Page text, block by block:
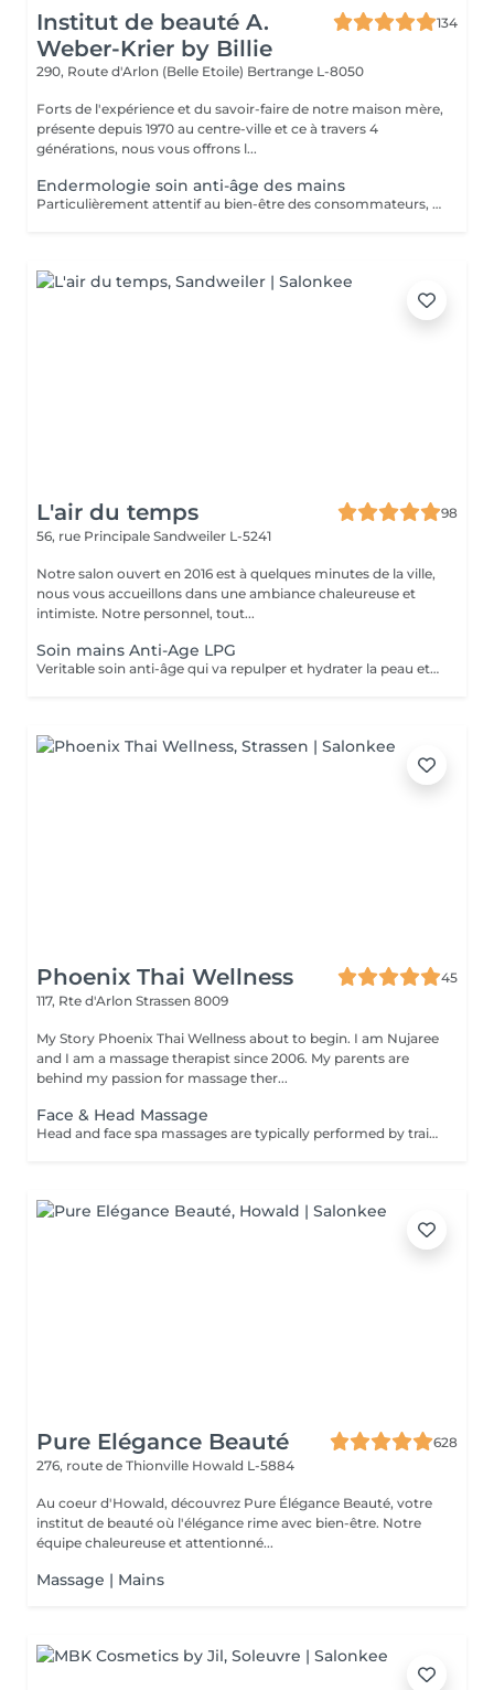
Institut de beauté A.
Weber-Krier by Billie
134
290, Route d'Arlon (Belle Etoile) Bertrange L-8050
Forts de l'expérience et du savoir-faire de notre maison mère,
présente depuis 1970 au centre-ville et ce à travers 4
générations, nous vous offrons l...
Endermologie soin anti-âge des mains
Particulièrement attentif au bien-être des consommateurs, ce nouveau protocole exclusif LPG® est l'alliance de la technicité, qui s'appuie sur la technologie brevetée de l'appareil CelluM6 Alliance® et de la sensorialité pour une efficacité immédiate et durable sur le corps. Et ce, grâce à une succession de manoeuvres réalisées à la fois par la tête de soin Alliance®, l'application d'un masque et par les mains du praticien.
L'air du temps
98
56, rue Principale Sandweiler L-5241
Notre salon ouvert en 2016 est à quelques minutes de la ville,
nous vous accueillons dans une ambiance chaleureuse et
intimiste. Notre personnel, tout...
Soin mains Anti-Age LPG
Veritable soin anti-âge qui va repulper et hydrater la peau et atténuer les taches. Nettoyage, gommage, massage mécanique, gants avec principes actifs. Les mains sont toujours exposées à l'air et sont sujettes à un vieillissement plus rapides de la peau.NOUS AVONS LA DERNIERE MACHINE LPG DE 2025 LPG INFINITY, ENCORE PLUS DE RESULTAT
Phoenix Thai Wellness
45
117, Rte d'Arlon Strassen 8009
My Story Phoenix Thai Wellness about to begin. I am Nujaree
and I am a massage therapist since 2006. My parents are
behind my passion for massage ther...
Face & Head Massage
Head and face spa massages are typically performed by trained professionals in spa or wellness centers, providing a range of benefits including deep stress relief, a refreshed and revitalized feeling, eased muscle tightness, and enhanced skin health.
Pure Elégance Beauté
628
276, route de Thionville Howald L-5884
Au coeur d'Howald, découvrez Pure Élégance Beauté, votre
institut de beauté où l'élégance rime avec bien-être. Notre
équipe chaleureuse et attentionné...
Massage | Mains